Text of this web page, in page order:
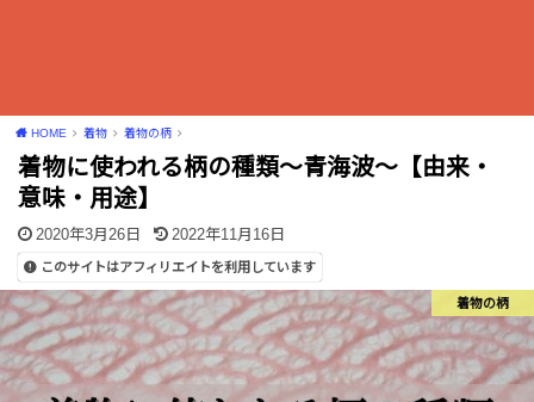
HOME 着物 着物の柄
着物に使われる柄の種類〜青海波〜【由来・
意味・用途】
2020年3月26日 2022年11月16日
このサイトはアフィリエイトを利用しています
着物の柄